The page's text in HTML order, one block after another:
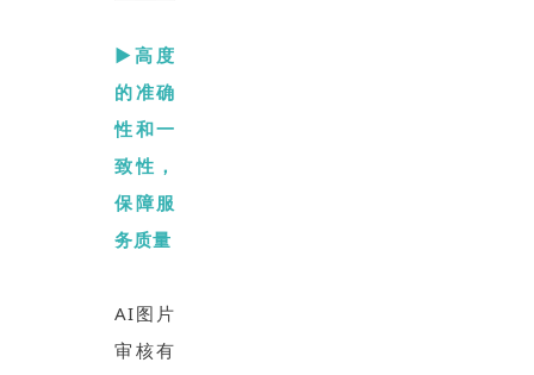
▶高度
的准确
性和一
致性，
保障服
务质量
AI图片
审核有